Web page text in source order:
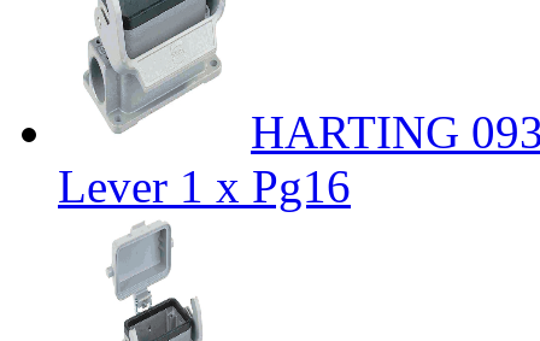
HARTING
Lever 1 x Pg16